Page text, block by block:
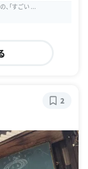
「すごい ...
2